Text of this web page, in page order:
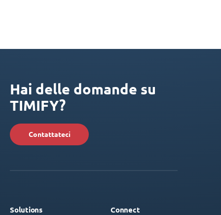
Hai delle domande su
TIMIFY?
Contattateci
Solutions Connect